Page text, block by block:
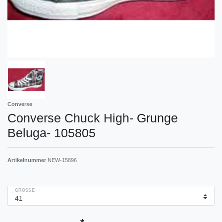
Converse
Converse Chuck High- Grunge
Beluga- 105805
Artikelnummer NEW-15896
GRÖSSE